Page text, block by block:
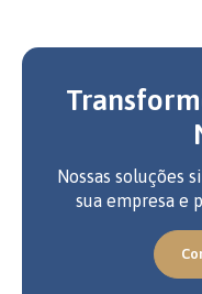
Nossas soluções
sua empresa e